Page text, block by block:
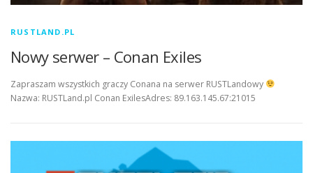
RUSTLAND.PL
Nowy serwer – Conan Exiles
Zapraszam wszystkich graczy Conana na serwer RUSTLandowy
Nazwa: RUSTLand.pl Conan ExilesAdres: 89.163.145.67:21015